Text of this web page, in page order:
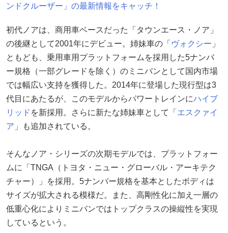
ンドクルーザー」の最新情報をキャッチ！
初代ノアは、商用車ベースだった「タウンエース・ノア」
の後継として2001年にデビュー。姉妹車の「 ヴォクシー 」
ともども、乗用車用プラットフォームを採用した5ナンバ
ー規格（一部グレードを除く）のミニバンとして国内市場
では幅広い支持を獲得した。2014年に登場した現行型は3
代目にあたるが、このモデルからパワートレインにハイブ
リッド を新採用。さらに新たな姉妹車として「 エスクァイ
ア 」も追加されている。
そんなノア・シリーズの次期モデルでは、プラットフォー
ムに「TNGA（トヨタ・ニュー・グローバル・アーキテク
チャー）」を採用。5ナンバー規格を基本としたボディは
サイズが拡大される模様だ。また、高剛性化に加え一層の
低重心化によりミニバンではトップクラスの操縦性を実現
しているという。